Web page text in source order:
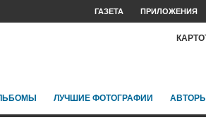
ГАЗЕТА ПРИЛОЖЕНИЯ
ЛУЧШИЕ ФОТОГРАФИИ АВТОРЫ